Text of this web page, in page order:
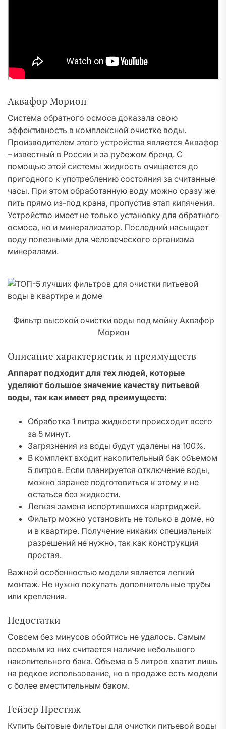
Аквафор Морион
Система обратного осмоса доказала свою
эффективность в комплексной очистке воды.
Производителем этого устройства является Аквафор
– известный в России и за рубежом бренд. С
помощью этой системы жидкость очищается до
пригодного к употреблению состояния за считанные
часы. При этом обработанную воду можно сразу же
пить прямо из-под крана, пропустив этап кипячения.
Устройство имеет не только установку для обратного
осмоса, но и минерализатор. Последний насыщает
воду полезными для человеческого организма
минералами.
Фильтр высокой очистки воды под мойку Аквафор
Морион
Описание характеристик и преимуществ
Аппарат подходит для тех людей, которые
уделяют большое значение качеству питьевой
воды, так как имеет ряд преимуществ:
Обработка 1 литра жидкости происходит всего
за 5 минут.
Загрязнения из воды будут удалены на 100%.
В комплект входит накопительный бак объемом
5 литров. Если планируется отключение воды,
можно заранее подготовиться к этому и не
остаться без жидкости.
Легкая замена испортившихся картриджей.
Фильтр можно установить не только в доме, но
и в квартире. Получение никаких специальных
разрешений не нужно, так как конструкция
простая.
Важной особенностью модели является легкий
монтаж. Не нужно покупать дополнительные трубы
или крепления.
Недостатки
Совсем без минусов обойтись не удалось. Самым
весомым из них считается наличие небольшого
накопительного бака. Объема в 5 литров хватит лишь
на редкое использование, но в продаже есть модели
с более вместительным баком.
Гейзер Престиж
Купить бытовые фильтры для очистки питьевой воды